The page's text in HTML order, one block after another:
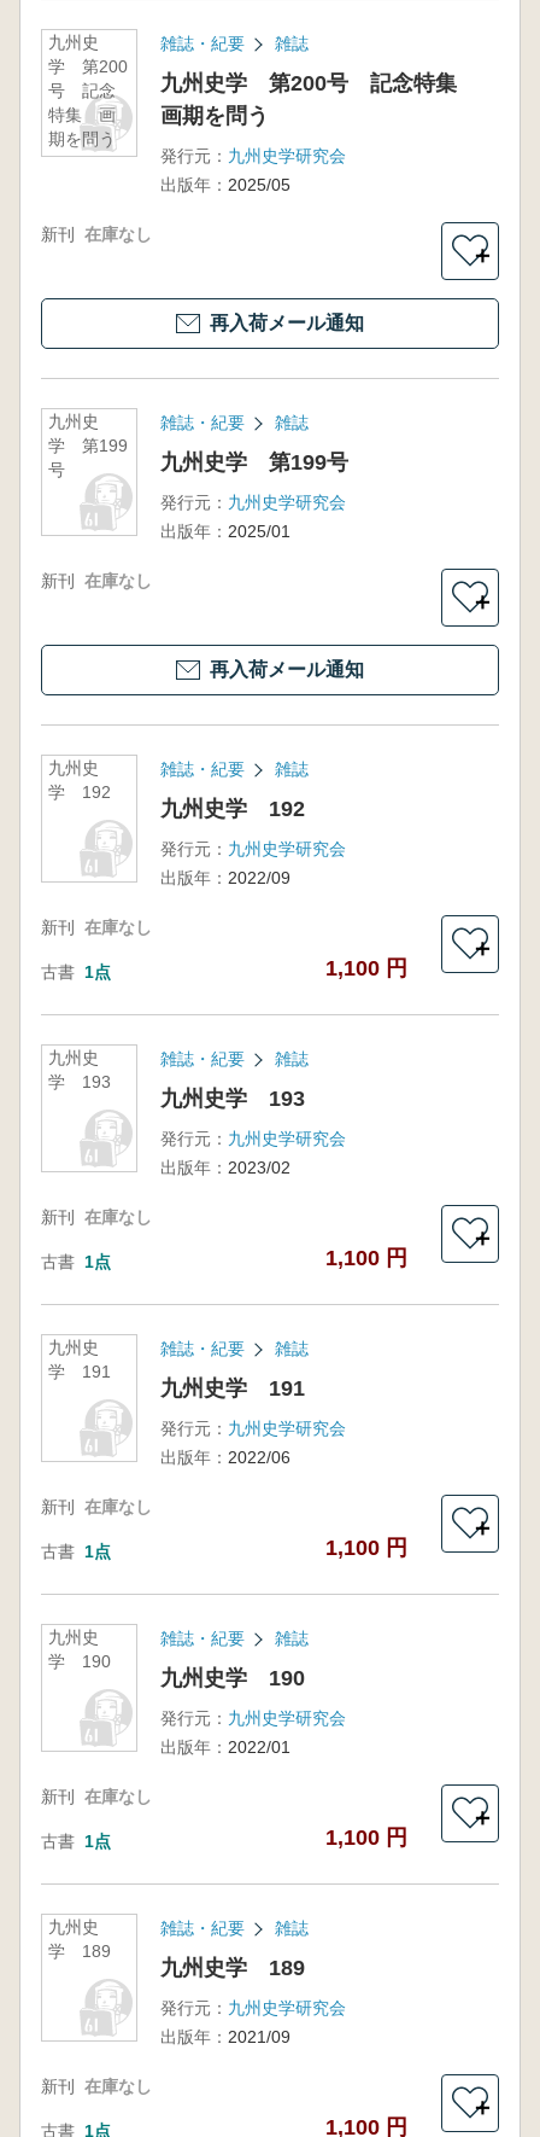
九州史
学 第200
号 記念
特集 画
期を問う
雑誌・紀要 雑誌
九州史学 第200号 記念特集
画期を問う
発行元： 九州史学研究会
出版年： 2025/05
新刊 在庫なし
＋
再入荷メール通知
九州史
学 第199
号
雑誌・紀要 雑誌
九州史学 第199号
発行元： 九州史学研究会
出版年： 2025/01
新刊 在庫なし
＋
再入荷メール通知
九州史
学 192
雑誌・紀要 雑誌
九州史学 192
発行元： 九州史学研究会
出版年： 2022/09
新刊 在庫なし
古書 1点 1,100 円
＋
九州史
学 193
雑誌・紀要 雑誌
九州史学 193
発行元： 九州史学研究会
出版年： 2023/02
新刊 在庫なし
古書 1点 1,100 円
＋
九州史
学 191
雑誌・紀要 雑誌
九州史学 191
発行元： 九州史学研究会
出版年： 2022/06
新刊 在庫なし
古書 1点 1,100 円
＋
九州史
学 190
雑誌・紀要 雑誌
九州史学 190
発行元： 九州史学研究会
出版年： 2022/01
新刊 在庫なし
古書 1点 1,100 円
＋
九州史
学 189
雑誌・紀要 雑誌
九州史学 189
発行元： 九州史学研究会
出版年： 2021/09
新刊 在庫なし
古書 1点 1,100 円
＋